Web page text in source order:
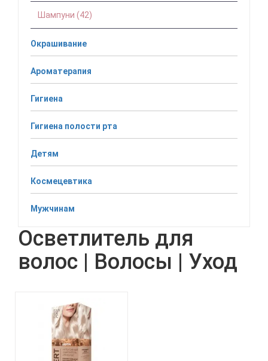
Шампуни (42)
Окрашивание
Ароматерапия
Гигиена
Гигиена полости рта
Детям
Космецевтика
Мужчинам
Осветлитель для
волос | Волосы | Уход